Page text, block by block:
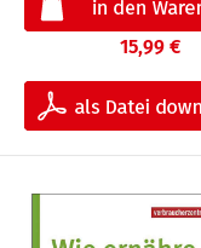
15,99 €